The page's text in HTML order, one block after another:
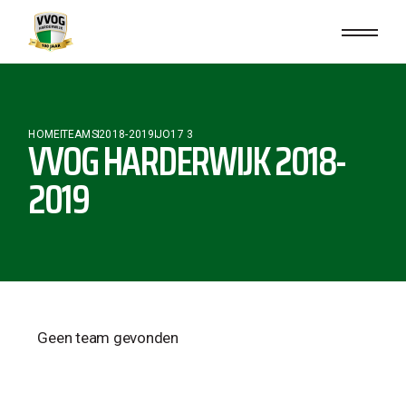
HOMETEAMS2018-2019 JO17 3
VVOG HARDERWIJK 2018-
2019
Geen team gevonden